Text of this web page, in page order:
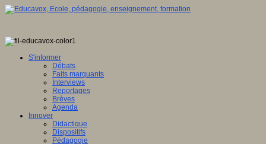
S'informer
Débats
Faits marquants
Interviews
Reportages
Brèves
Agenda
Innover
Didactique
Dispositifs
Pédagogie